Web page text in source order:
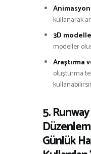
kullanarak
3D
modeller
Araştırma
oluşturma
5.
Günlük